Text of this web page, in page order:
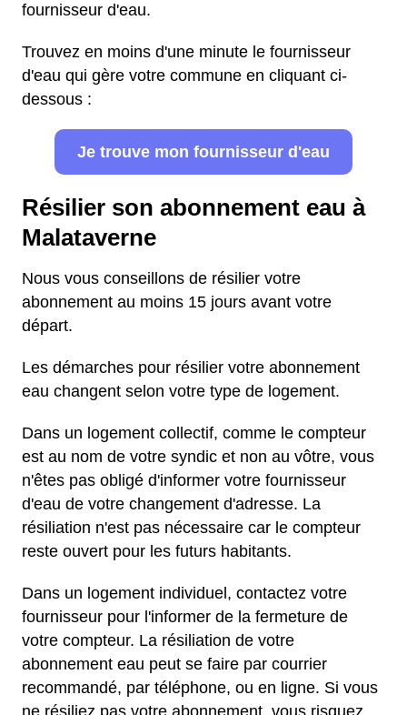
fournisseur d'eau.
Trouvez en moins d'une minute le fournisseur
d'eau qui gère votre commune en cliquant ci-
dessous :
Je trouve mon fournisseur d'eau
Résilier son abonnement eau à
Malataverne
Nous vous conseillons de résilier votre
abonnement au moins 15 jours avant votre
départ.
Les démarches pour résilier votre abonnement
eau changent selon votre type de logement.
Dans un logement collectif, comme le compteur
est au nom de votre syndic et non au vôtre, vous
n'êtes pas obligé d'informer votre fournisseur
d'eau de votre changement d'adresse. La
résiliation n'est pas nécessaire car le compteur
reste ouvert pour les futurs habitants.
Dans un logement individuel, contactez votre
fournisseur pour l'informer de la fermeture de
votre compteur. La résiliation de votre
abonnement eau peut se faire par courrier
recommandé, par téléphone, ou en ligne. Si vous
ne résiliez pas votre abonnement, vous risquez